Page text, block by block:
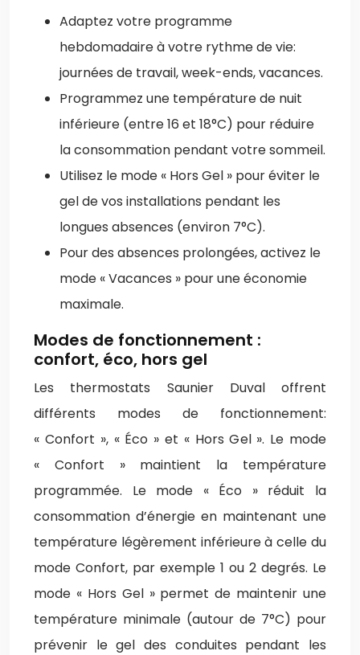
Adaptez votre programme
hebdomadaire à votre rythme de vie:
journées de travail, week-ends, vacances.
Programmez une température de nuit
inférieure (entre 16 et 18°C) pour réduire
la consommation pendant votre sommeil.
Utilisez le mode « Hors Gel » pour éviter le
gel de vos installations pendant les
longues absences (environ 7°C).
Pour des absences prolongées, activez le
mode « Vacances » pour une économie
maximale.
Modes de fonctionnement :
confort, éco, hors gel
Les thermostats Saunier Duval offrent
différents modes de fonctionnement:
« Confort », « Éco » et « Hors Gel ». Le mode
« Confort » maintient la température
programmée. Le mode « Éco » réduit la
consommation d’énergie en maintenant une
température légèrement inférieure à celle du
mode Confort, par exemple 1 ou 2 degrés. Le
mode « Hors Gel » permet de maintenir une
température minimale (autour de 7°C) pour
prévenir le gel des conduites pendant les